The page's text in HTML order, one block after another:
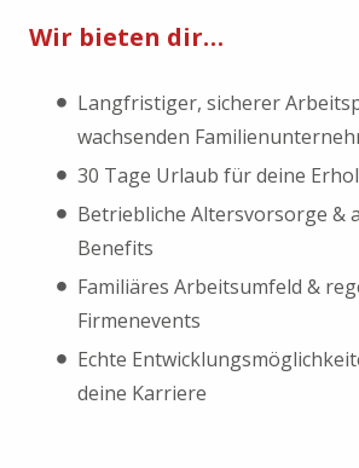
Wir bieten dir…
Langfristiger, sicherer
wachsenden
30 Tage Urlaub für deine
Betriebliche Altersvorsorge &
Benefits
Familiäres Arbeitsumfeld &
Firmenevents
Echte
deine Karriere